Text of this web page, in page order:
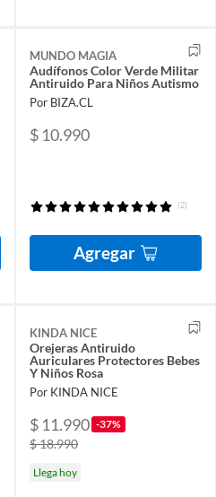
MUNDO MAGIA
Audífonos Color Verde Militar
Antiruido Para Niños Autismo
Por BIZA.CL
$ 10.990
(2)
Agregar
KINDA NICE
Orejeras Antiruido
Auriculares Protectores Bebes
Y Niños Rosa
Por KINDA NICE
$ 11.990 -37%
$ 18.990
Llega hoy